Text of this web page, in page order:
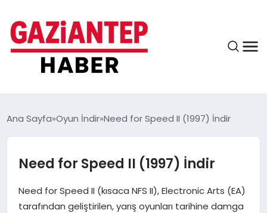
ASAYIŞ
EĞITIM
FINANS
Ana Sayfa Oyun İndir Need for Speed II (1997) İndir
Need for Speed II (1997) İndir
Need for Speed II (kısaca NFS II), Electronic Arts (EA)
tarafından geliştirilen, yarış oyunları tarihine damga